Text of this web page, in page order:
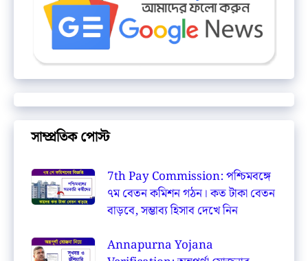
সাম্প্রতিক পোস্ট
7th Pay Commission: পশ্চিমবঙ্গে
৭ম বেতন কমিশন গঠন। কত টাকা বেতন
বাড়বে, সম্ভাব্য হিসাব দেখে নিন
Annapurna Yojana